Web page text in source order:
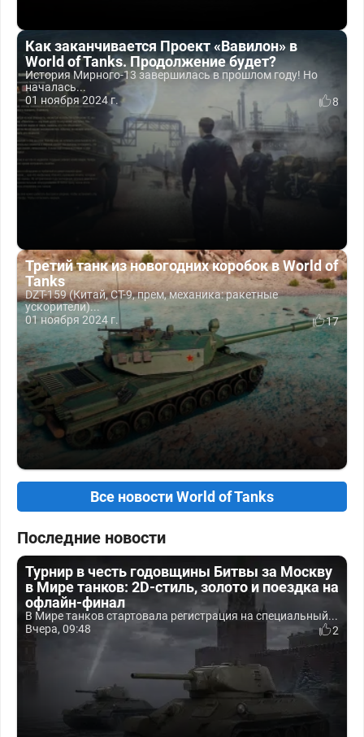
Как заканчивается Проект «Вавилон» в
World of Tanks. Продолжение будет?
История Мирного-13 завершилась в прошлом году! Но
началась...
01 ноября 2024 г.
8
Третий танк из новогодних коробок в World of
Tanks
DZT-159 (Китай, СТ-9, прем, механика: ракетные
ускорители)...
01 ноября 2024 г.
17
Все новости World of Tanks
Последние новости
Турнир в честь годовщины Битвы за Москву
в Мире танков: 2D-стиль, золото и поездка на
офлайн-финал
В Мире танков стартовала регистрация на специальный...
Вчера, 09:48
2